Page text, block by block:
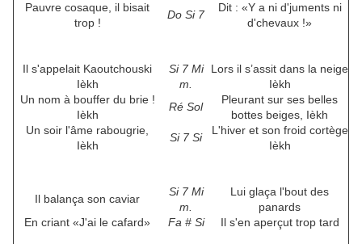
Pauvre cosaque, il bisait
trop !
Do Si 7
Dit : «Y a ni d'juments ni
d'chevaux !»
Il s'appelait Kaoutchouski
Ièkh
Si 7 Mi
m.
Lors il s’assit dans la neige
Ièkh
Un nom à bouffer du brie !
Ièkh
Ré Sol
Pleurant sur ses belles
bottes beiges, Ièkh
Un soir l'âme rabougrie,
Ièkh
Si 7 Si
L'hiver et son froid cortège
Ièkh
Il balança son caviar
Si 7 Mi
m.
Lui glaça l'bout des
panards
En criant «J'ai le cafard»
Fa # Si Il s'en aperçut trop tard